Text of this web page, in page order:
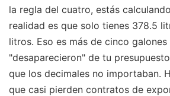
la regla del cuatro, estás
realidad es que solo tienes 378.5
litros. Eso es más de cinco
"desaparecieron" de tu
que los decimales no importaban.
que casi pierden contratos de